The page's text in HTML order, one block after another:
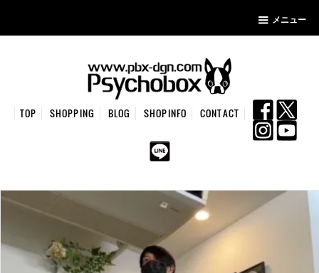
メニュー
TOP SHOPPING BLOG SHOPINFO CONTACT